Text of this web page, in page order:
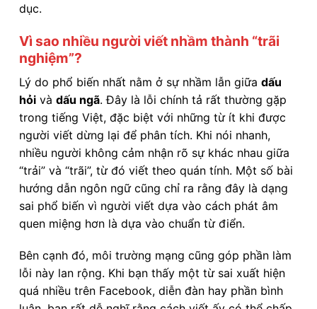
dục.
Vì sao nhiều người viết nhầm thành “trãi
nghiệm”?
Lý do phổ biến nhất nằm ở sự nhầm lẫn giữa dấu
hỏi và dấu ngã. Đây là lỗi chính tả rất thường gặp
trong tiếng Việt, đặc biệt với những từ ít khi được
người viết dừng lại để phân tích. Khi nói nhanh,
nhiều người không cảm nhận rõ sự khác nhau giữa
“trải” và “trãi”, từ đó viết theo quán tính. Một số bài
hướng dẫn ngôn ngữ cũng chỉ ra rằng đây là dạng
sai phổ biến vì người viết dựa vào cách phát âm
quen miệng hơn là dựa vào chuẩn từ điển.
Bên cạnh đó, môi trường mạng cũng góp phần làm
lỗi này lan rộng. Khi bạn thấy một từ sai xuất hiện
quá nhiều trên Facebook, diễn đàn hay phần bình